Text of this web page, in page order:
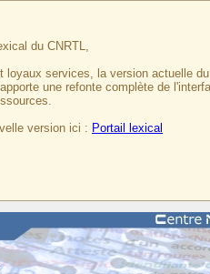
du CNRTL,
loyaux services, la version actuelle
une refonte complète de
version ici : Portail lexical